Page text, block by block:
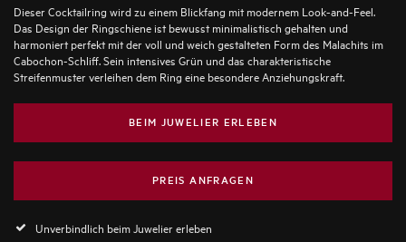
Dieser Cocktailring wird zu einem Blickfang mit modernem Look-and-Feel.
Das Design der Ringschiene ist bewusst minimalistisch gehalten und
harmoniert perfekt mit der voll und weich gestalteten Form des Malachits im
Cabochon-Schliff. Sein intensives Grün und das charakteristische
Streifenmuster verleihen dem Ring eine besondere Anziehungskraft.
BEIM JUWELIER ERLEBEN
PREIS ANFRAGEN
Unverbindlich beim Juwelier erleben